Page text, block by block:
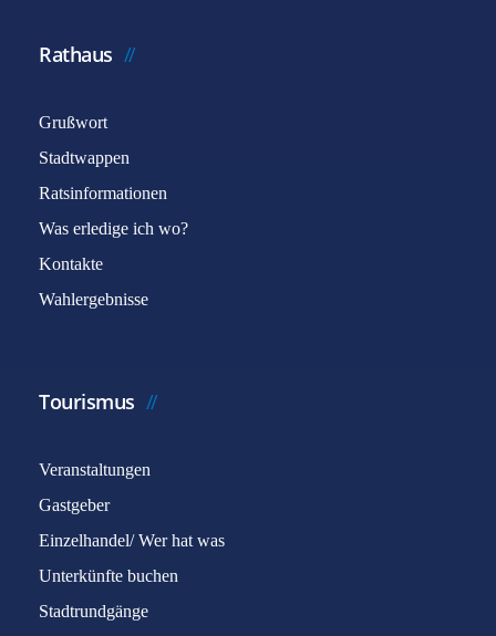
Rathaus
Grußwort
Stadtwappen
Ratsinformationen
Was erledige ich wo?
Kontakte
Wahlergebnisse
Tourismus
Veranstaltungen
Gastgeber
Einzelhandel/ Wer hat was
Unterkünfte buchen
Stadtrundgänge